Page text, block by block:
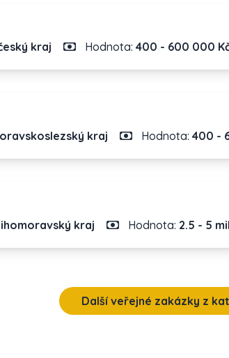
kraj Hodnota: 400 - 600 000
kraj Hodnota: 400 -
kraj Hodnota: 2.5 - 5
Další veřejné zakázky z